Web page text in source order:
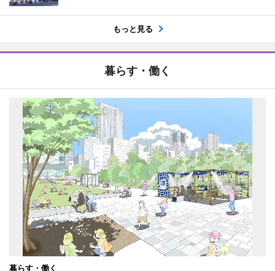
もっと見る
暮らす・働く
暮らす・働く